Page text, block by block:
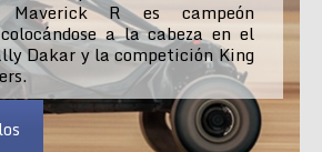
R es campeón
a la cabeza en el
Dakar y la competición King